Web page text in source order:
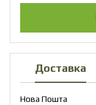
Доставка
Нова Пошта